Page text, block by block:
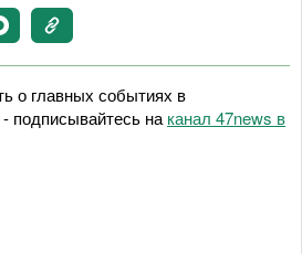
о главных событиях в
подписывайтесь на канал 47news в